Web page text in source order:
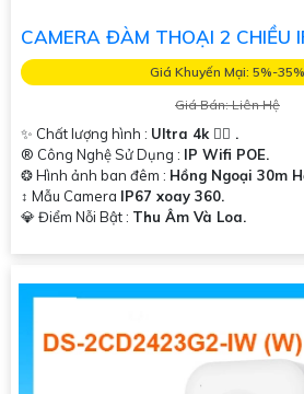
CAMERA ĐÀM THOẠI 2 CHIỀU
Giá Khuyến Mại: 5%-35%
Giá Bán: Liên Hệ
✨ Chất lượng hình : Ultra 4k 👍🏾 .
®️ Công Nghệ Sử Dụng : IP Wifi POE.
❂ Hình ảnh ban đêm : Hồng Ngoại 30m
↕️ Mẫu Camera IP67 xoay 360.
️💎 Điểm Nỗi Bật : Thu Âm Và Loa.